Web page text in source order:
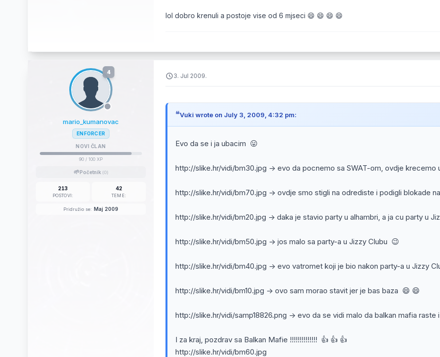
lol dobro krenuli a postoje vise od 6 mjseci 😄 😄 😄 😄
4
mario_kumanovac
ENFORCER
NOVI ČLAN
90 / 100 XP
🌱Početnik (0)
213
POSTOVI:
42
TEME:
Pridružio se: Maj 2009
3. Jul 2009.
Vuki wrote on July 3, 2009, 4:32 pm:
Evo da se i ja ubacim 😛
http://slike.hr/vidi/bm30.jpg -> evo da pocnemo sa SWAT-om, ovdje krecemo
http://slike.hr/vidi/bm70.jpg -> ovdje smo stigli na odrediste i podigli blokade
http://slike.hr/vidi/bm20.jpg -> daka je stavio party u alhambri, a ja cu party u
http://slike.hr/vidi/bm50.jpg -> jos malo sa party-a u Jizzy Clubu 😉
http://slike.hr/vidi/bm40.jpg -> evo vatromet koji je bio nakon party-a u Jizzy
http://slike.hr/vidi/bm10.jpg -> ovo sam morao stavit jer je bas baza 😄 😄
http://slike.hr/vidi/samp18826.png -> evo da se vidi malo da balkan mafia raste
I za kraj, pozdrav sa Balkan Mafie !!!!!!!!!!!!!! 👍 👍 👍
http://slike.hr/vidi/bm60.jpg